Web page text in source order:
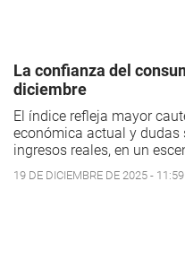
La confianza del
diciembre
El índice refleja mayor
económica actual y
ingresos reales, en un
19 DE DICIEMBRE DE 2025 - 11:59